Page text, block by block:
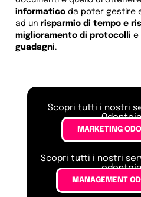
informatico da poter gestire
ad un risparmio di tempo e
miglioramento di protocolli e
guadagni.
Scopri tutti i nostri
MARKETING
Scopri tutti i nostri
MANAGEMENT